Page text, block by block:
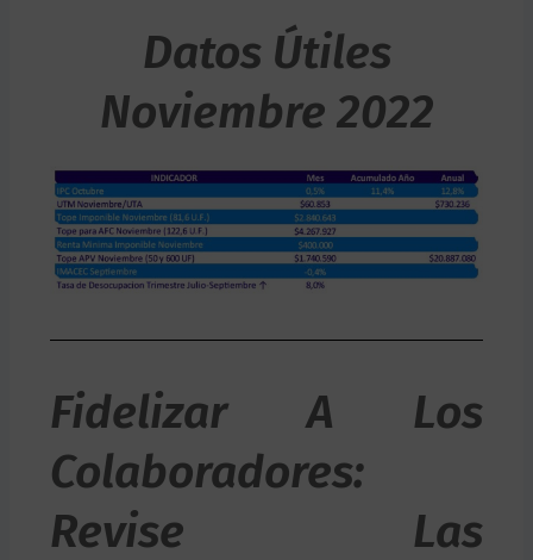
Datos Útiles
Noviembre 2022
Fidelizar A Los
Colaboradores:
Revise Las